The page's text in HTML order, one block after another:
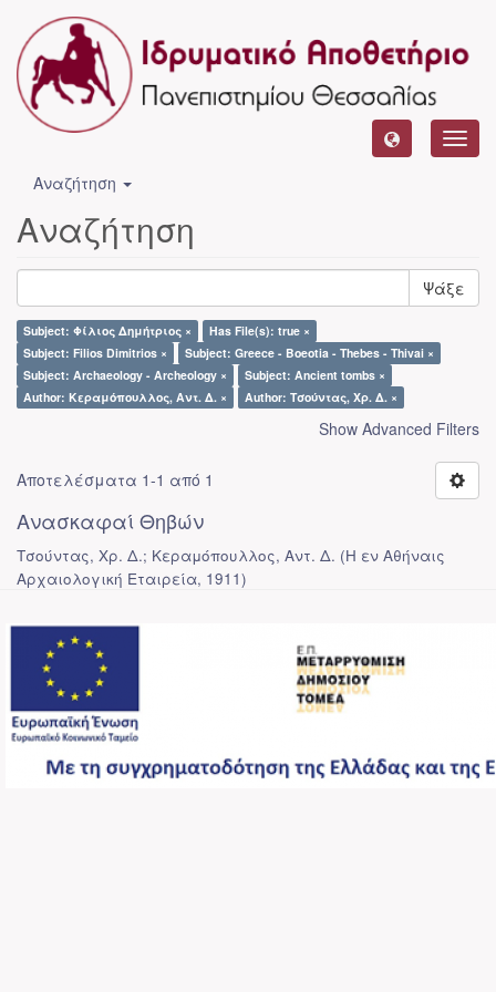
Αναζήτηση
Αναζήτηση
Ψάξε
Subject: Φίλιος Δημήτριος ×
Has File(s): true ×
Subject: Filios Dimitrios ×
Subject: Greece - Boeotia - Thebes - Thivai ×
Subject: Archaeology - Archeology ×
Subject: Ancient tombs ×
Author: Κεραμόπουλλος, Αντ. Δ. ×
Author: Τσούντας, Χρ. Δ. ×
Show Advanced Filters
Αποτελέσματα 1-1 από 1
Ανασκαφαί Θηβών
Τσούντας, Χρ. Δ.; Κεραμόπουλλος, Αντ. Δ. (Η εν Αθήναις
Αρχαιολογική Εταιρεία, 1911)